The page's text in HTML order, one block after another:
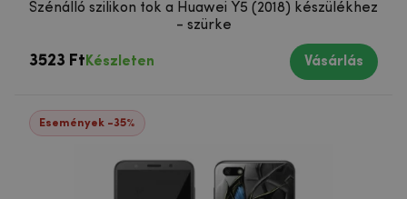
Szénálló szilikon tok a Huawei Y5 (2018) készülékhez
- szürke
3523 Ft Készleten Vásárlás
Események -35%